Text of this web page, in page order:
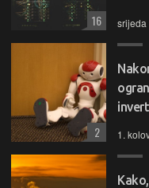
srijeda
16
1.
2